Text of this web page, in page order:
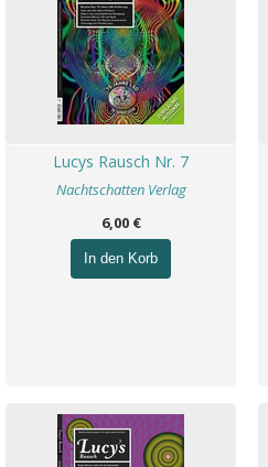
Lucys Rausch Nr. 7
Nachtschatten Verlag
6,00 €
In den Korb